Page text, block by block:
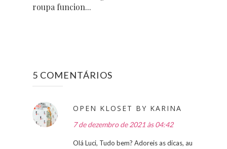
roupa funcion...
5 COMENTÁRIOS
OPEN KLOSET BY KARINA
7 de dezembro de 2021 às 04:42
Olá Luci, Tudo bem? Adoreis as dicas, au